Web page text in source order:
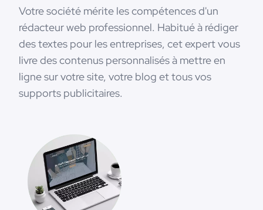
Votre société mérite les compétences d'un
rédacteur web professionnel. Habitué à rédiger
des textes pour les entreprises, cet expert vous
livre des contenus personnalisés à mettre en
ligne sur votre site, votre blog et tous vos
supports publicitaires.